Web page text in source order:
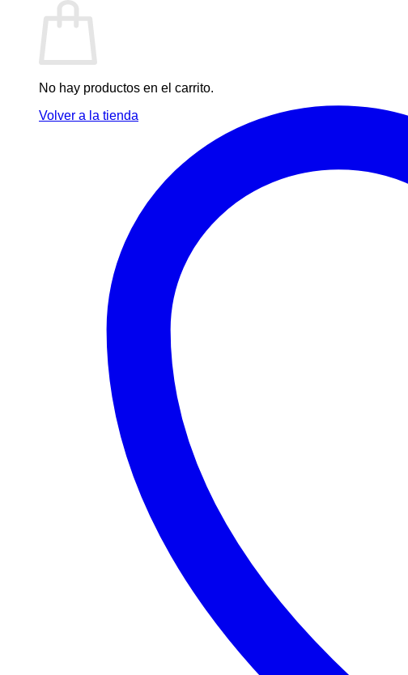
No hay productos en el carrito.
Volver a la tienda